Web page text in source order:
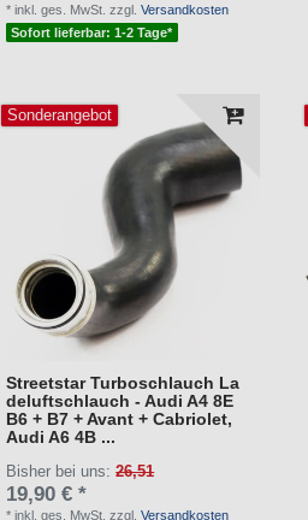
*inkl. ges. MwSt. zzgl.Versandkosten
Sofort lieferbar: 1-2 Tage*
Sonderangebot
Streetstar Turboschlauch La
deluftschlauch - Audi A4 8E
B6 + B7 + Avant + Cabriolet,
Audi A6 4B ...
Bisher bei uns:26,51
19,90 € *
*inkl. ges. MwSt. zzgl.Versandkosten